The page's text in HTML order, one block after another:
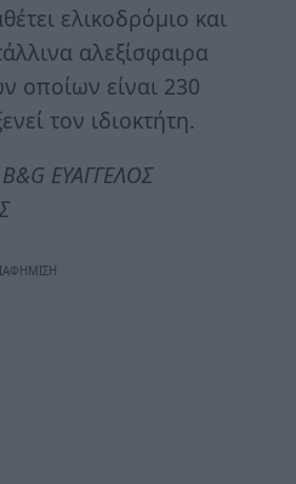
ελικοδρόμιο και
αλεξίσφαιρα
οποίων είναι 230
τον ιδιοκτήτη.
B&G ΕΥΑΓΓΕΛΟΣ